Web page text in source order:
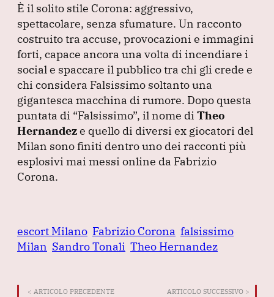
È il solito stile Corona: aggressivo,
spettacolare, senza sfumature. Un racconto
costruito tra accuse, provocazioni e immagini
forti, capace ancora una volta di incendiare i
social e spaccare il pubblico tra chi gli crede e
chi considera Falsissimo soltanto una
gigantesca macchina di rumore. Dopo questa
puntata di “Falsissimo”, il nome di Theo
Hernandeze quello di diversi ex giocatori del
Milan sono finiti dentro uno dei racconti più
esplosivi mai messi online da Fabrizio
Corona.
escort Milano Fabrizio Corona falsissimo
Milan Sandro Tonali Theo Hernandez
< ARTICOLO PRECEDENTE ARTICOLO SUCCESSIVO >